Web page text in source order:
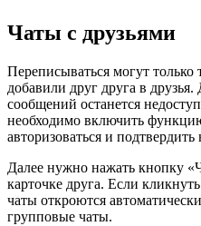
Чаты с друзьями
Переписываться могут только
добавили друг друга в
сообщений останется
необходимо включить
авторизоваться и
Далее нужно нажать кнопку
карточке друга. Если
чаты откроются
групповые чаты.